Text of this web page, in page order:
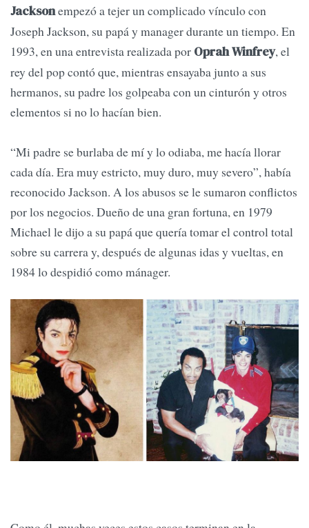
Jacksonempezó a tejer un complicado vínculo con
Joseph Jackson, su papá y manager durante un tiempo. En
1993, en una entrevista realizada por Oprah Winfrey, el
rey del pop contó que, mientras ensayaba junto a sus
hermanos, su padre los golpeaba con un cinturón y otros
elementos si no lo hacían bien.
“Mi padre se burlaba de mí y lo odiaba, me hacía llorar
cada día. Era muy estricto, muy duro, muy severo”, había
reconocido Jackson. A los abusos se le sumaron conflictos
por los negocios. Dueño de una gran fortuna, en 1979
Michael le dijo a su papá que quería tomar el control total
sobre su carrera y, después de algunas idas y vueltas, en
1984 lo despidió como mánager.